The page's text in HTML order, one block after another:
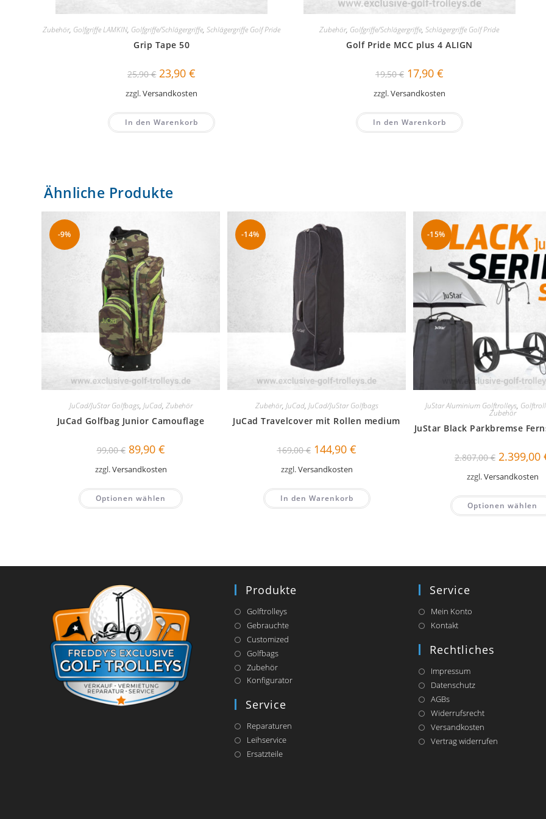
Zubehör, Golfgriffe LAMKIN, Golfgriffe/Schlägergriffe,Schlägergriffe Golf Pride
Grip Tape 50
25,90€ Ursprünglicher
Preis
war:
25,90 €
23,90€
23,90 €.
zzgl.Versandkosten
In den Warenkorb
Zubehör, Golfgriffe/Schlägergriffe,Schlägergriffe Golf Pride
Golf Pride MCC plus 4 ALIGN
19,50€ Ursprünglicher
Preis
war:
19,50 €
17,90 €Aktueller
Preis
17,90 €.
zzgl.Versandkosten
In den Warenkorb
Ähnliche Produkte
-9%
JuCad/JuStar Golfbags, JuCad, Zubehör
JuCad Golfbag Junior Camouflage
99,00€ Ursprünglicher
Preis
war:
99,00 €
89,90 €Aktueller
Preis
89,90 €.
zzgl.Versandkosten
Optionen wählen
-14%
Zubehör, JuCad, JuCad/JuStar Golfbags
JuCad Travelcover mit Rollen medium
169,00€ Ursprünglicher
Preis
war:
169,00 €
144,90 €Aktueller
Preis
zzgl.Versandkosten
In den Warenkorb
-15%
JuStar Aluminium Golftrolleys,
Zubehör
JuStar Black Parkbremse
2.807,00€ Preis
war:
2.807,00 €
2.399,00
zzgl.Versandkosten
Optionen wählen
Produkte
Golftrolleys
Gebrauchte
Customized
Golfbags
Zubehör
KonfiguratorOpens
Service
Reparaturen
Leihservice
Ersatzteile
Service
Mein Konto
Kontakt
Rechtliches
Impressum
Datenschutz
AGBs
Widerrufsrecht
Versandkosten
Vertrag widerrufen